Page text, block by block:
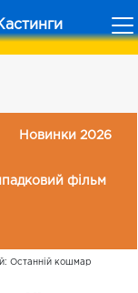
Новинки 2026
фільм
Останній кошмар